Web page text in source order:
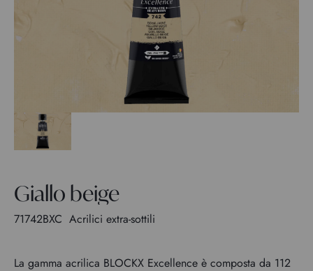
Giallo beige
71742BXC Acrilici extra-sottili
La gamma acrilica BLOCKX Excellence è composta da 112